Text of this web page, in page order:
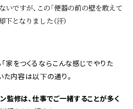
いですが、この「便器の前の壁を敢えて
となりました（汗）
家をつくるならこんな感じでやりた
た内容は以下の通り。
監修は、仕事でご一緒することが多く